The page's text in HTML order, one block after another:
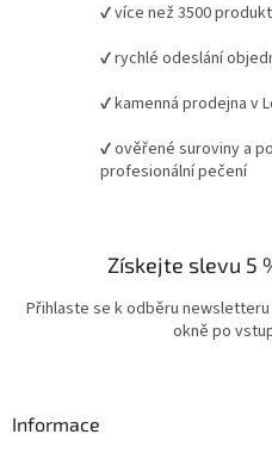
✔ více než 3500
✔ rychlé odeslání
✔ kamenná prodejna v
✔ ověřené suroviny a
profesionální pečení
Získejte slevu 5
Přihlaste se k odběru
okně po
Informace